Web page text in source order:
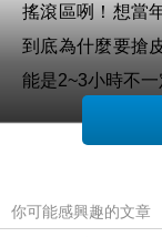
搖滾區咧！想當
到底為什麼要搶
能是2~3小時不
天氣，這麼好的
你可能感興趣的文章